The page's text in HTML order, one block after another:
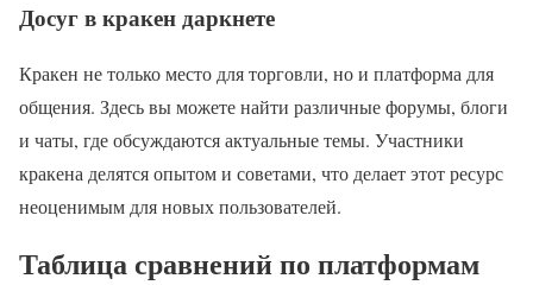
Досуг в кракен даркнете
Кракен не только место для торговли, но и платформа для
общения. Здесь вы можете найти различные форумы, блоги
и чаты, где обсуждаются актуальные темы. Участники
кракена делятся опытом и советами, что делает этот ресурс
неоценимым для новых пользователей.
Таблица сравнений по платформам